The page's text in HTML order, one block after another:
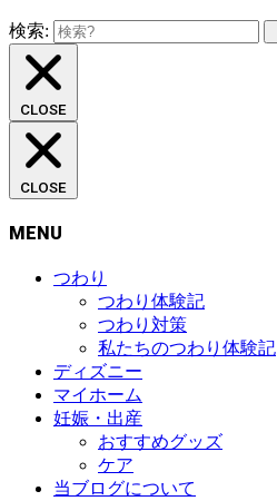
検索:
CLOSE
CLOSE
MENU
つわり
つわり体験記
つわり対策
私たちのつわり体験記
ディズニー
マイホーム
妊娠・出産
おすすめグッズ
ケア
当ブログについて